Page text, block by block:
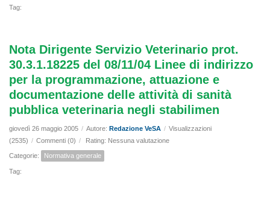
Tag:
Nota Dirigente Servizio Veterinario prot.
30.3.1.18225 del 08/11/04 Linee di indirizzo
per la programmazione, attuazione e
documentazione delle attività di sanità
pubblica veterinaria negli stabilimen
giovedì 26 maggio 2005 / Autore: Redazione VeSA / Visualizzazioni
(2535) / Commenti (0) / Rating: Nessuna valutazione
Categorie: Normativa generale
Tag: